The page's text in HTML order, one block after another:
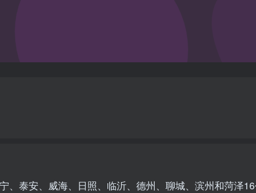
、泰安、威海、日照、临沂、德州、聊城、滨州和菏泽